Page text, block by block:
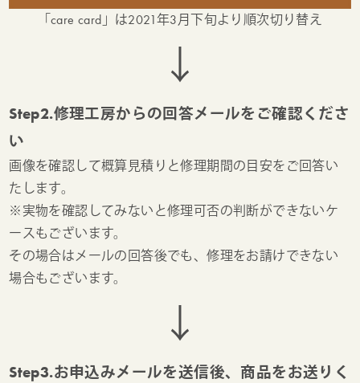
「care card」は2021年3月下旬より順次切り替え
↓
Step2.修理工房からの回答メールをご確認くださ
い
画像を確認して概算見積りと修理期間の目安をご回答い
たします。
※実物を確認してみないと修理可否の判断ができないケ
ースもございます。
その場合はメールの回答後でも、修理をお請けできない
場合もございます。
↓
Step3.お申込みメールを送信後、商品をお送りく